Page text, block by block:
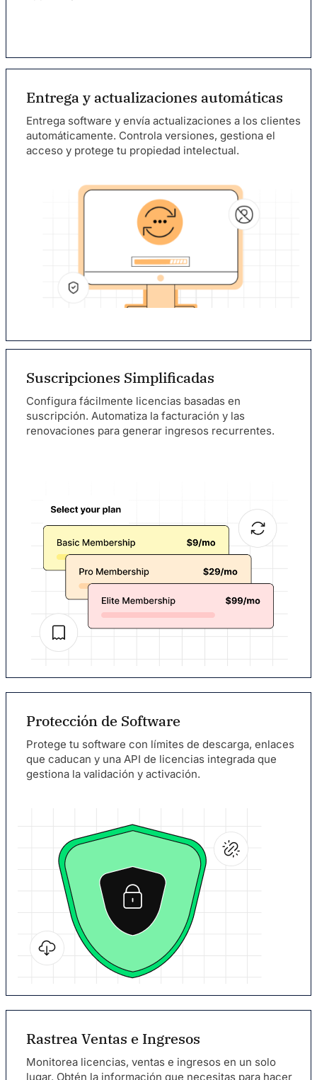
Entrega y actualizaciones automáticas
Entrega software y envía actualizaciones a los clientes
automáticamente. Controla versiones, gestiona el
acceso y protege tu propiedad intelectual.
Suscripciones Simplificadas
Configura fácilmente licencias basadas en
suscripción. Automatiza la facturación y las
renovaciones para generar ingresos recurrentes.
Protección de Software
Protege tu software con límites de descarga, enlaces
que caducan y una API de licencias integrada que
gestiona la validación y activación.
Rastrea Ventas e Ingresos
Monitorea licencias, ventas e ingresos en un solo
lugar. Obtén la información que necesitas para hacer